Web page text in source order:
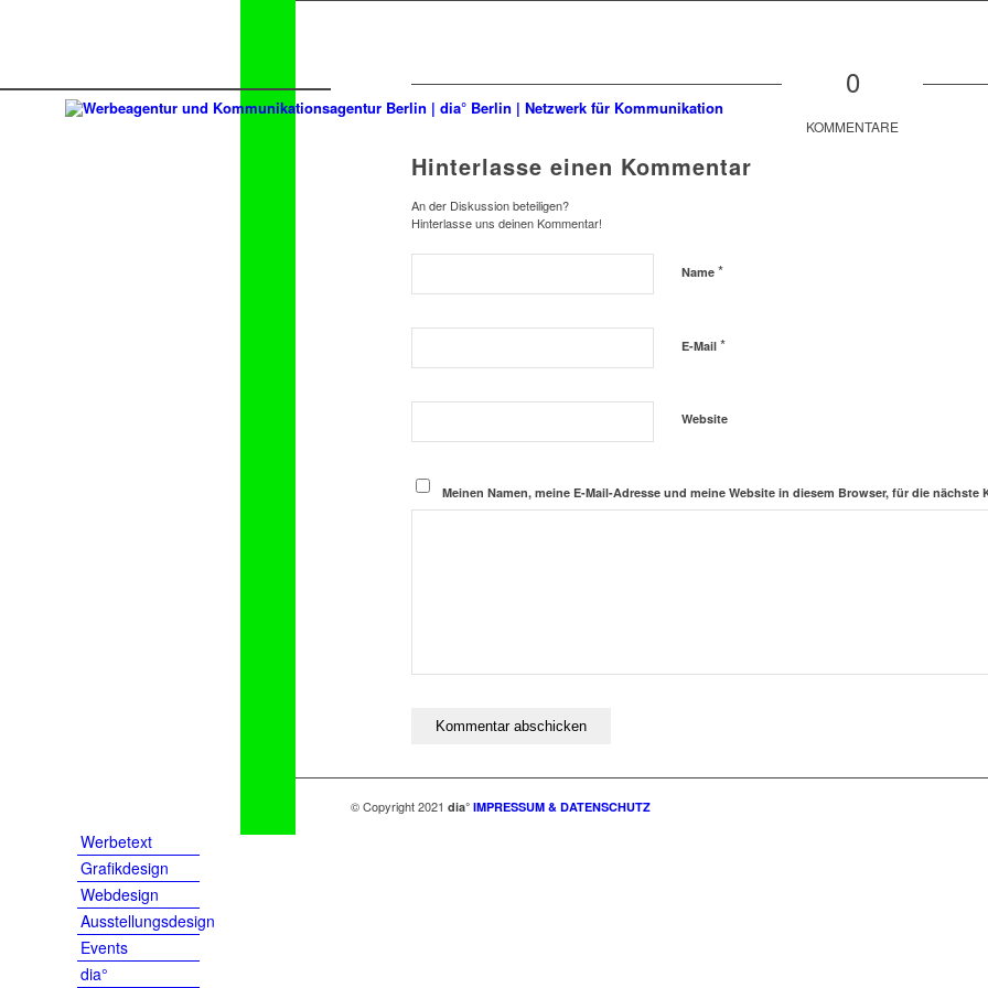
Werbetext
Grafikdesign
Webdesign
Ausstellungsdesign
Events
dia°
0
KOMMENTARE
Hinterlasse einen Kommentar
An der Diskussion beteiligen?
Hinterlasse uns deinen Kommentar!
Name *
E-Mail *
Website
Meinen Namen, meine E-Mail-Adresse und meine Website in diesem Browser, für die
© Copyright 2021 dia° IMPRESSUM & DATENSCHUTZ